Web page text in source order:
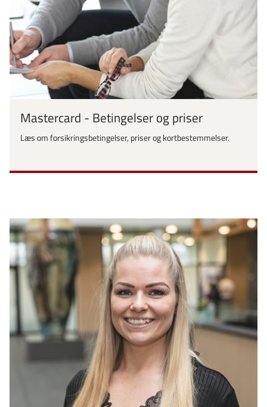
Mastercard - Betingelser og priser
Læs om forsikringsbetingelser, priser og kortbestemmelser.